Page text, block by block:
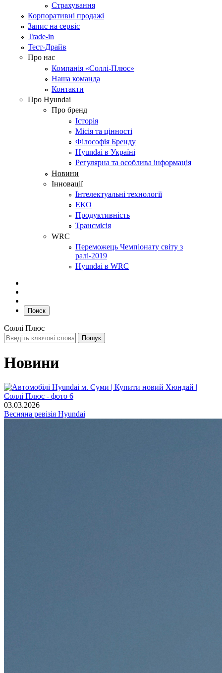
Страхування
Корпоративні продажі
Запис на сервіс
Trade-in
Тест-Драйв
Про нас
Компанія «Соллі-Плюс»
Наша команда
Контакти
Про Hyundai
Про бренд
Історія
Місія та цінності
Філософія Бренду
Hyundai в Україні
Регулярна та особлива інформація
Новини
Інновації
Інтелектуальні технології
ЕКО
Продуктивність
Трансмісія
WRC
Переможець Чемпіонату світу з
ралі-2019
Hyundai в WRC
Поиск
Соллі Плюс
Новини
03.03.2026
Весняна ревізія Hyundai